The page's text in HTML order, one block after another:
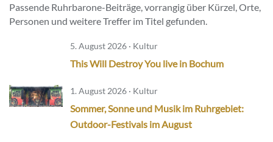
Passende Ruhrbarone-Beiträge, vorrangig über Kürzel, Orte,
Personen und weitere Treffer im Titel gefunden.
5. August 2026 · Kultur
This Will Destroy You live in Bochum
1. August 2026 · Kultur
Sommer, Sonne und Musik im Ruhrgebiet:
Outdoor-Festivals im August